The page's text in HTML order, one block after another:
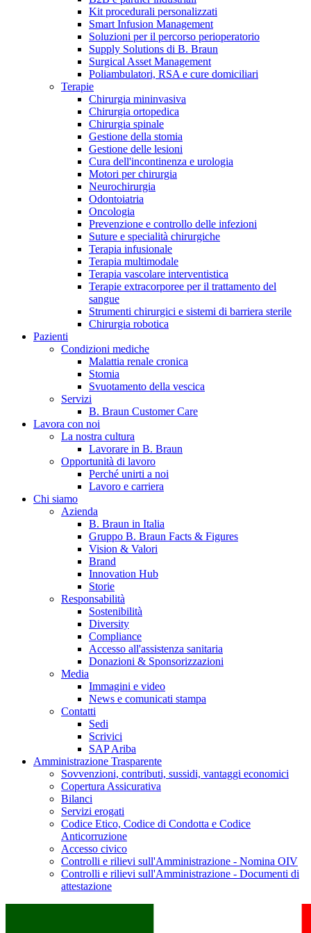
Catalogo prodotti
Trova il prodotto che stai cercando. Visita il catalogo B.
Braun con il nostro portfolio completo.
Hai domande o richieste? Scrivici per entrare subito in
contatto con un nostro referente.
B. Braun in Italia
Scopri chi siamo ed entra nel mondo di B. Braun in Italia: 4
sedi, 4 aziende, più di 700 dipendenti e un Centro di
Eccellenza a livello globale.
Kit procedurali personalizzati
Smart Infusion Management
Soluzioni per il percorso perioperatorio
Supply Solutions di B. Braun
Surgical Asset Management
Poliambulatori, RSA e cure domiciliari
Terapie
Chirurgia mininvasiva
Chirurgia ortopedica
Chirurgia spinale
Gestione della stomia
Gestione delle lesioni
Cura dell'incontinenza e urologia
Motori per chirurgia
Neurochirurgia
Odontoiatria
Oncologia
Prevenzione e controllo delle infezioni
Suture e specialità chirurgiche
Terapia infusionale
Terapia multimodale
Terapia vascolare interventistica
Terapie extracorporee per il trattamento del
sangue
Strumenti chirurgici e sistemi di barriera sterile
Chirurgia robotica
Pazienti
Condizioni mediche
Malattia renale cronica
Stomia
Svuotamento della vescica
Servizi
B. Braun Customer Care
Lavora con noi
La nostra cultura
Lavorare in B. Braun
Opportunità di lavoro
Perché unirti a noi
Lavoro e carriera
Chi siamo
Azienda
B. Braun in Italia
Gruppo B. Braun Facts & Figures
Vision & Valori
Brand
Innovation Hub
Storie
Responsabilità
Sostenibilità
Diversity
Compliance
Accesso all'assistenza sanitaria
Donazioni & Sponsorizzazioni
Media
Immagini e video
News e comunicati stampa
Contatti
Sedi
Scrivici
SAP Ariba
Amministrazione Trasparente
Sovvenzioni, contributi, sussidi, vantaggi economici
Copertura Assicurativa
Bilanci
Servizi erogati
Codice Etico, Codice di Condotta e Codice
Anticorruzione
Accesso civico
Controlli e rilievi sull'Amministrazione - Nomina OIV
Controlli e rilievi sull'Amministrazione - Documenti di
attestazione